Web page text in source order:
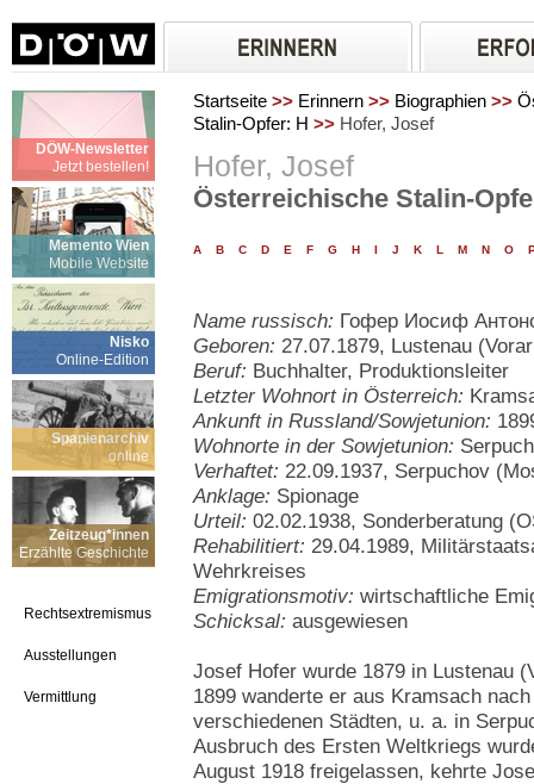
DÖW-Newsletter
Jetzt bestellen!
Memento Wien
Mobile Website
Nisko
Online-Edition
Spanienarchiv
online
Zeitzeug*innen
Erzählte Geschichte
Rechtsextremismus
Ausstellungen
Vermittlung
Startseite >> Erinnern >> Biographien >>
Stalin-Opfer: H >> Hofer, Josef
Hofer, Josef
Österreichische Stalin-
A B C D E F G H I J K L M N O
Name russisch: Гофер Иосиф
Geboren: 27.07.1879, Lustenau
Beruf: Buchhalter, Produktionsleiter
Letzter Wohnort in Österreich:
Ankunft in Russland/Sowjetunion:
Wohnorte in der Sowjetunion:
Verhaftet: 22.09.1937, Serpuchov
Anklage: Spionage
Urteil: 02.02.1938, Sonderberatung
Rehabilitiert: 29.04.1989,
Wehrkreises
Emigrationsmotiv: wirtschaftliche
Schicksal: ausgewiesen
Josef Hofer wurde 1879 in Lustenau
1899 wanderte er aus Kramsach
verschiedenen Städten, u. a. in
Ausbruch des Ersten Weltkriegs
August 1918 freigelassen, kehrte